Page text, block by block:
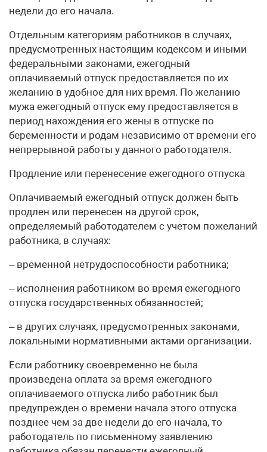
недели до его начала.
Отдельным категориям работников в случаях,
предусмотренных настоящим кодексом и иными
федеральными законами, ежегодный
оплачиваемый отпуск предоставляется по их
желанию в удобное для них время. По желанию
мужа ежегодный отпуск ему предоставляется в
период нахождения его жены в отпуске по
беременности и родам независимо от времени его
непрерывной работы у данного работодателя.
Продление или перенесение ежегодного отпуска
Оплачиваемый ежегодный отпуск должен быть
продлен или перенесен на другой срок,
определяемый работодателем с учетом пожеланий
работника, в случаях:
– временной нетрудоспособности работника;
– исполнения работником во время ежегодного
отпуска государственных обязанностей;
– в других случаях, предусмотренных законами,
локальными нормативными актами организации.
Если работнику своевременно не была
произведена оплата за время ежегодного
оплачиваемого отпуска либо работник был
предупрежден о времени начала этого отпуска
позднее чем за две недели до его начала, то
работодатель по письменному заявлению